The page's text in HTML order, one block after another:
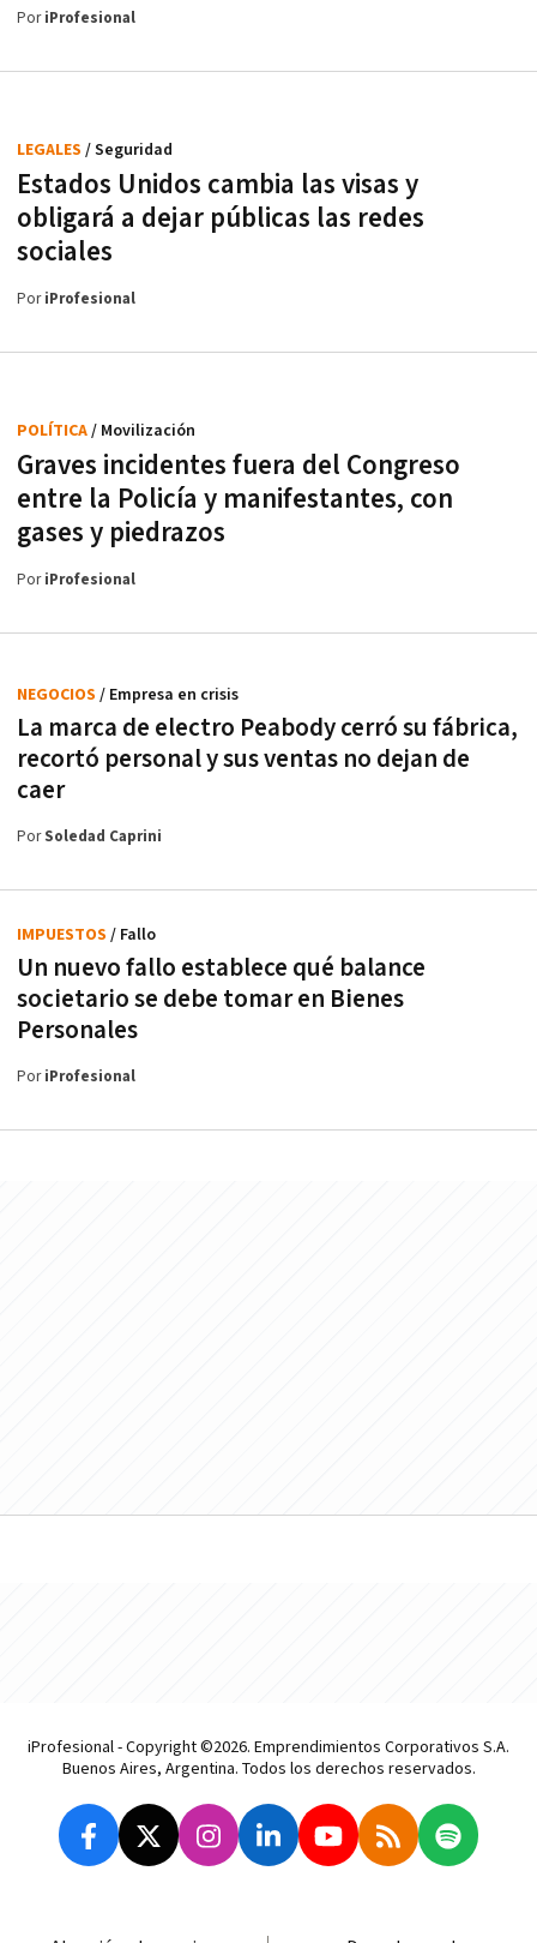
PoriProfesional
Estados Unidos cambia las visas y
obligará a dejar públicas las redes
sociales
LEGALES / Seguridad
PoriProfesional
Graves incidentes fuera del Congreso
entre la Policía y manifestantes, con
gases y piedrazos
POLÍTICA/ Movilización
PoriProfesional
La marca de electro Peabody cerró su fábrica,
recortó personal y sus ventas no dejan de
caer
NEGOCIOS / Empresa en crisis
PorSoledad Caprini
Un nuevo fallo establece qué balance
societario se debe tomar en Bienes
Personales
IMPUESTOS / Fallo
PoriProfesional
iProfesional - Copyright ©2026. Emprendimientos Corporativos S.A.
Buenos Aires, Argentina. Todos los derechos reservados.